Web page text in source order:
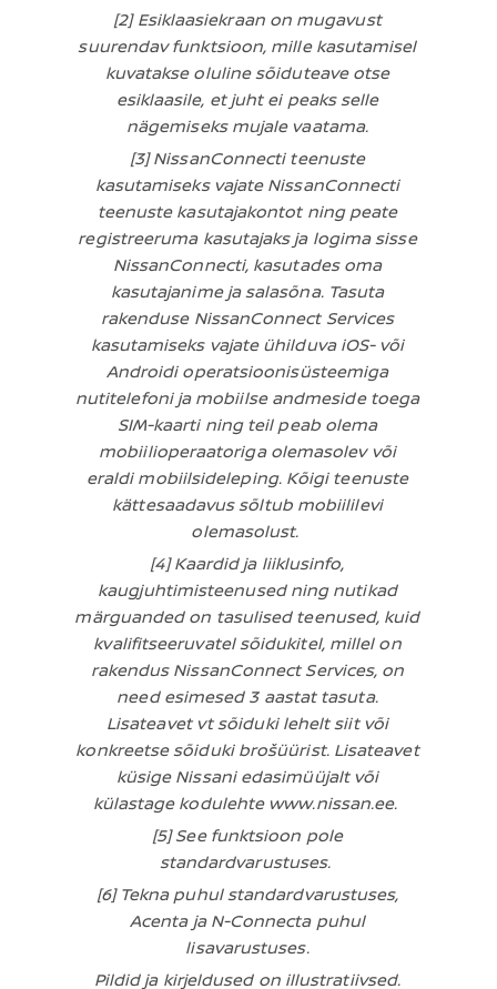
[2] Esiklaasiekraan on mugavust
suurendav funktsioon, mille kasutamisel
kuvatakse oluline sõiduteave otse
esiklaasile, et juht ei peaks selle
nägemiseks mujale vaatama.
[3] NissanConnecti teenuste
kasutamiseks vajate NissanConnecti
teenuste kasutajakontot ning peate
registreeruma kasutajaks ja logima sisse
NissanConnecti, kasutades oma
kasutajanime ja salasõna. Tasuta
rakenduse NissanConnect Services
kasutamiseks vajate ühilduva iOS- või
Androidi operatsioonisüsteemiga
nutitelefoni ja mobiilse andmeside toega
SIM-kaarti ning teil peab olema
mobiilioperaatoriga olemasolev või
eraldi mobiilsideleping. Kõigi teenuste
kättesaadavus sõltub mobiililevi
olemasolust.
[4] Kaardid ja liiklusinfo,
kaugjuhtimisteenused ning nutikad
märguanded on tasulised teenused, kuid
kvalifitseeruvatel sõidukitel, millel on
rakendus NissanConnect Services, on
need esimesed 3 aastat tasuta.
Lisateavet vt sõiduki lehelt siit või
konkreetse sõiduki brošüürist. Lisateavet
küsige Nissani edasimüüjalt või
külastage kodulehte www.nissan.ee.
[5] See funktsioon pole
standardvarustuses.
[6] Tekna puhul standardvarustuses,
Acenta ja N-Connecta puhul
lisavarustuses.
Pildid ja kirjeldused on illustratiivsed.